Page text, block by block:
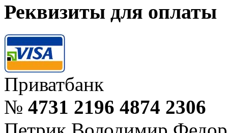
Реквизиты для оплаты
Приватбанк
№ 4731 2196 4874 2306